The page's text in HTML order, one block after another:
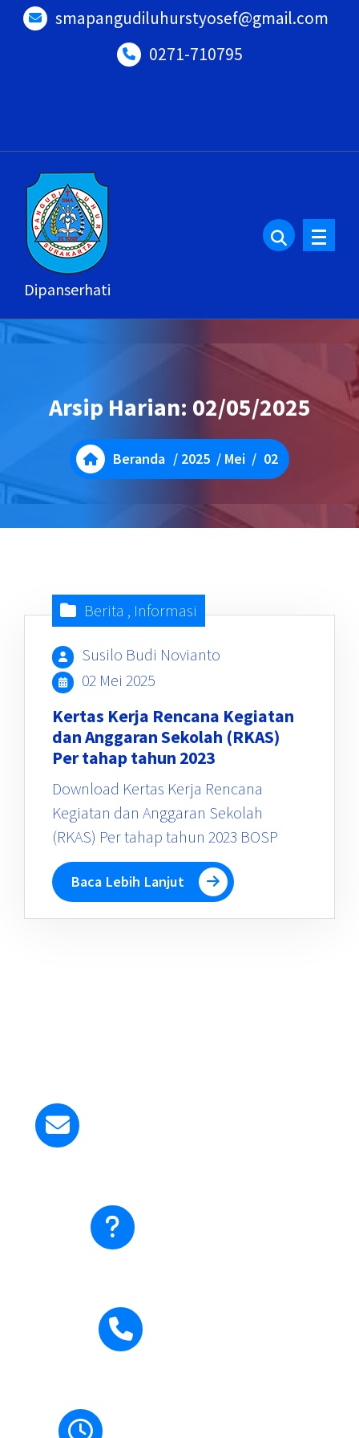
Lewati
smapangudiluhurstyosef@gmail.com
0271-710795
Dipanserhati
Arsip Harian: 02/05/2025
Beranda / 2025/ Mei/ 02
Berita , Informasi
Susilo Budi Novianto
02 Mei 2025
Kertas Kerja Rencana Kegiatan
dan Anggaran Sekolah (RKAS)
Per tahap tahun 2023
Download Kertas Kerja Rencana
Kegiatan dan Anggaran Sekolah
(RKAS) Per tahap tahun 2023 BOSP
Baca Lebih Lanjut